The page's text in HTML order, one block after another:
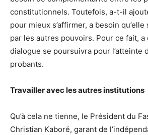
constitutionnels. Toutefois, a-t-il
pour mieux s’affirmer, a besoin
par les autres pouvoirs. Pour ce fait, a
dialogue se poursuivra pour l’atteinte
probants.
Travailler avec les autres institutions
Qu’à cela ne tienne, le Président du
Christian Kaboré, garant de